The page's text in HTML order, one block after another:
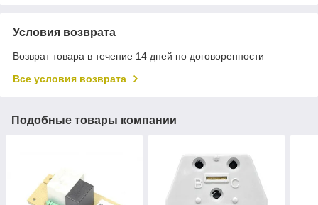
Условия возврата
Возврат товара в течение 14 дней по договоренности
Все условия возврата
Подобные товары компании